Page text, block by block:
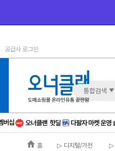
공급사 로그인
통합검색
홈 ▷ 디지털/가전 ▷